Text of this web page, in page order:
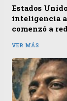
Estados
inteligencia
comenzó a
VER MÁS